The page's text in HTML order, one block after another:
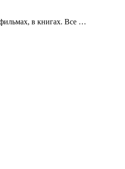
в книгах. Все …